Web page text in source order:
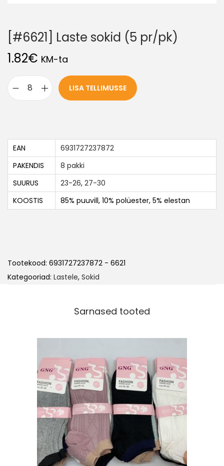
[#6621] Laste sokid (5 pr/pk)
1.82€ KM-ta
LISA TELLIMUSSE
EAN
6931727237872
PAKENDIS
8 pakki
SUURUS
23-26, 27-30
KOOSTIS
85% puuvill, 10% polüester, 5% elestan
Tootekood: 6931727237872 - 6621
Kategooriad: Lastele, Sokid
Sarnased tooted